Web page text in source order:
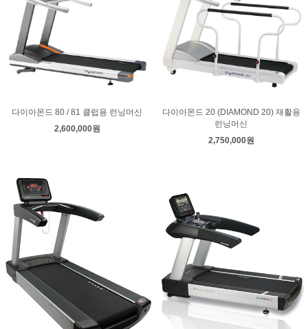
다이아몬드 80 / 81 클럽용 런닝머신
2,600,000원
다이아몬드 20 (DIAMOND 20) 재활용
런닝머신
2,750,000원